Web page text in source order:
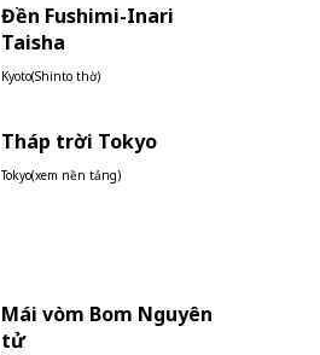
Đền Fushimi-Inari
Taisha
Kyoto(Shinto thờ)
Tháp trời Tokyo
Tokyo(xem nền tảng)
Mái vòm Bom Nguyên
tử